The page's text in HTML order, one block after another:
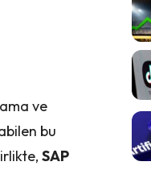
ve
bu
SAP